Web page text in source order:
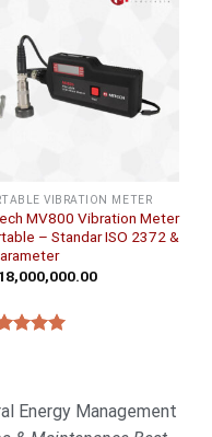
VIBRATION METER
MV800 Vibration Meter
– Standar ISO 2372 &
Energy Management